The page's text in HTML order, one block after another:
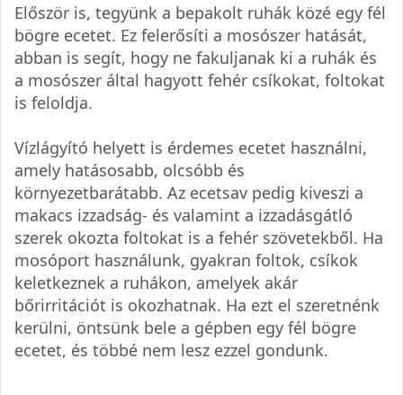
Először is, tegyünk a bepakolt ruhák közé egy fél
bögre ecetet. Ez felerősíti a mosószer hatását,
abban is segít, hogy ne fakuljanak ki a ruhák és
a mosószer által hagyott fehér csíkokat, foltokat
is feloldja.
Vízlágyító helyett is érdemes ecetet használni,
amely hatásosabb, olcsóbb és
környezetbarátabb. Az ecetsav pedig kiveszi a
makacs izzadság- és valamint a izzadásgátló
szerek okozta foltokat is a fehér szövetekből. Ha
mosóport használunk, gyakran foltok, csíkok
keletkeznek a ruhákon, amelyek akár
bőrirritációt is okozhatnak. Ha ezt el szeretnénk
kerülni, öntsünk bele a gépben egy fél bögre
ecetet, és többé nem lesz ezzel gondunk.